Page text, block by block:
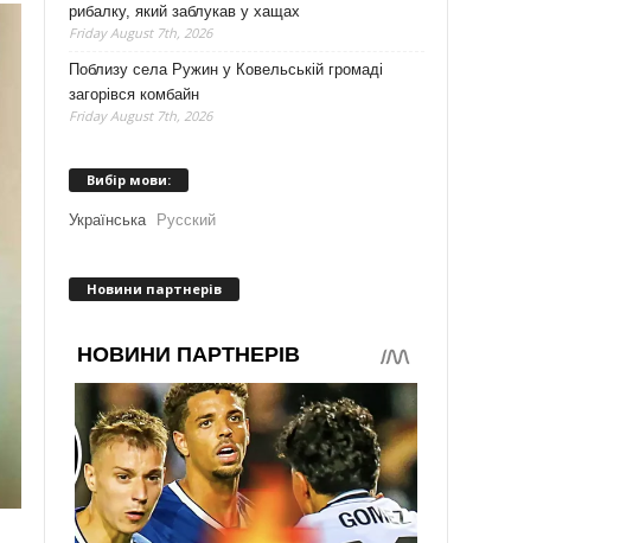
рибалку, який заблукав у хащах
Friday August 7th, 2026
Поблизу села Ружин у Ковельській громаді
загорівся комбайн
Friday August 7th, 2026
Вибір мови:
Українська Русский
Новини партнерів